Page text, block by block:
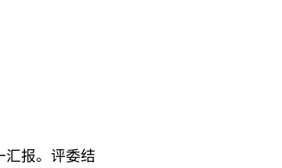
汇报。评委结